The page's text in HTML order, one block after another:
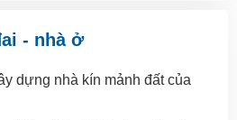
- nhà ở
dựng nhà kín mảnh đất của